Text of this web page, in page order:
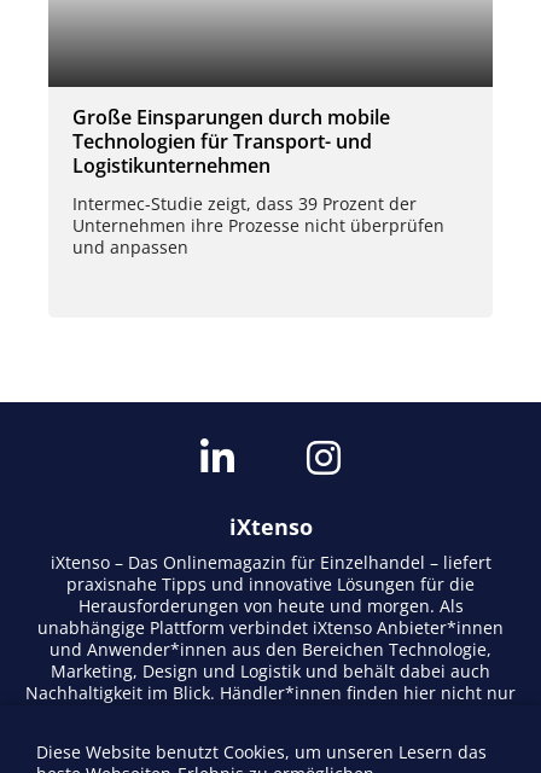
Große Einsparungen durch mobile
Technologien für Transport- und
Logistikunternehmen
Intermec-Studie zeigt, dass 39 Prozent der
Unternehmen ihre Prozesse nicht überprüfen
und anpassen
iXtenso
iXtenso – Das Onlinemagazin für Einzelhandel – liefert
praxisnahe Tipps und innovative Lösungen für die
Herausforderungen von heute und morgen. Als
unabhängige Plattform verbindet iXtenso Anbieter*innen
und Anwender*innen aus den Bereichen Technologie,
Marketing, Design und Logistik und behält dabei auch
Nachhaltigkeit im Blick. Händler*innen finden hier nicht nur
lebendigen Schreibstil und relevantem Content fördert das
Diese Website benutzt Cookies, um unseren Lesern das